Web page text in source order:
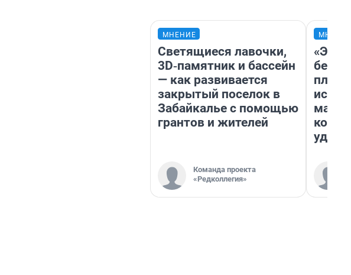
МНЕНИЕ
Светящиеся лавочки,
3D‑памятник и бассейн
— как развивается
закрытый поселок в
Забайкалье с помощью
грантов и жителей
Команда проекта
«Редколлегия»
«Это